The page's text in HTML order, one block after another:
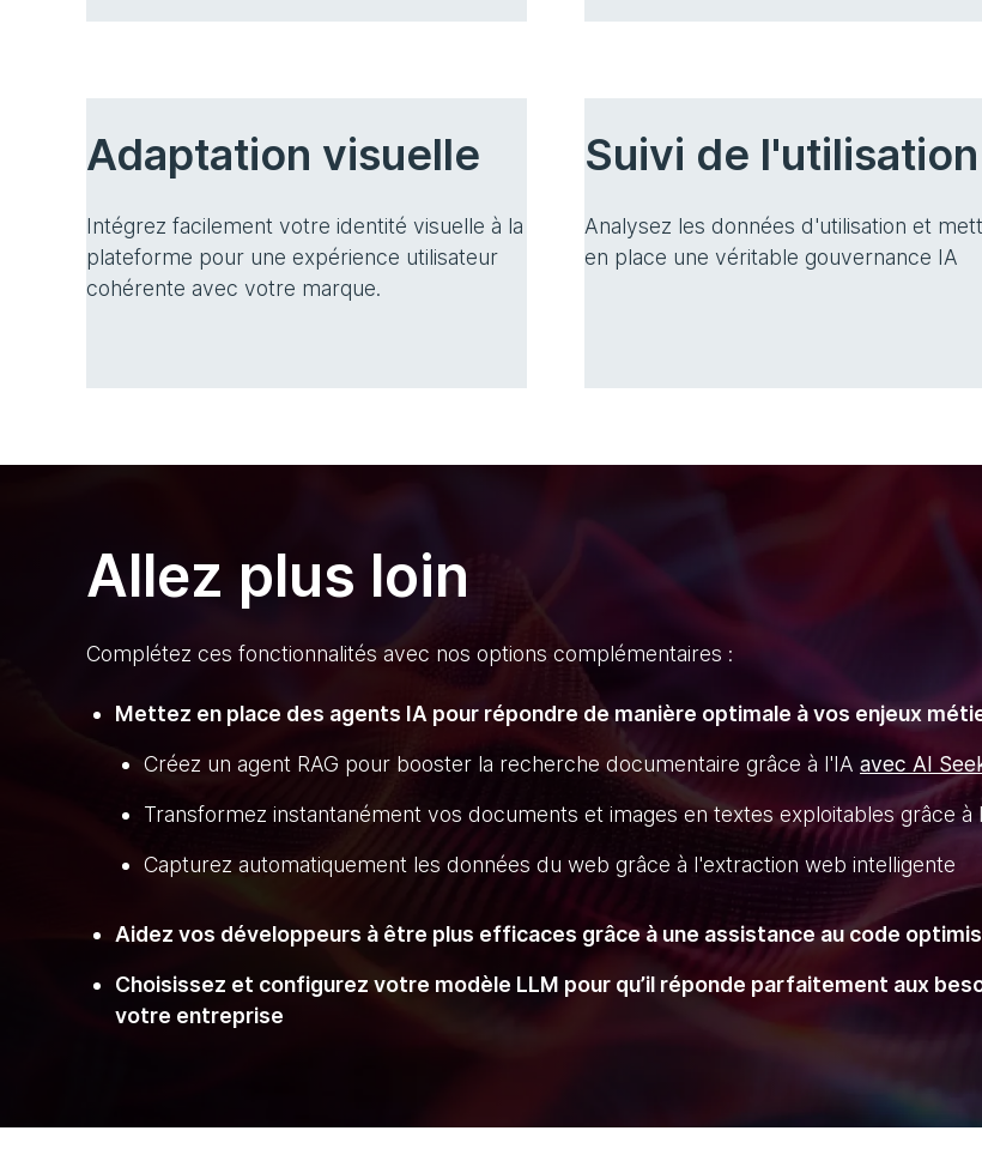
Adaptation visuelle
Intégrez facilement votre identité visuelle à la
plateforme pour une expérience utilisateur
cohérente avec votre marque.
Suivi de l'utilisation
Analysez les données d'utilisation et
en place une véritable gouvernance IA
Allez plus loin
Complétez ces fonctionnalités avec nos options complémentaires :
Mettez en place des agents IA pour répondre de manière optimale à vos enjeux
Créez un agent RAG pour booster la recherche documentaire grâce à l'IA avec AI
Transformez instantanément vos documents et images en textes exploitables grâce à
Capturez automatiquement les données du web grâce à l'extraction web intelligente
Aidez vos développeurs à être plus efficaces grâce à une assistance au code
Choisissez et configurez votre modèle LLM pour qu’il réponde parfaitement aux
votre entreprise